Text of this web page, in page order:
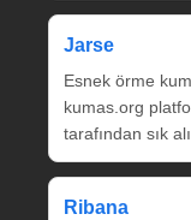
Jarse
Esnek örme
kumas.org
tarafından sık
Ribana